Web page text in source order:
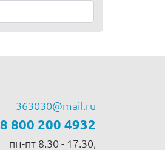
363030@mail.ru
8 800 200 4932
пн-пт 8.30 - 17.30,